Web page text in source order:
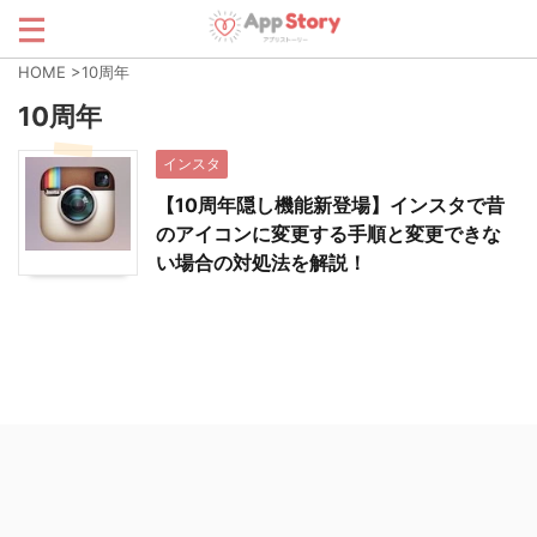
HOME >10周年
10周年
インスタ
【10周年隠し機能新登場】インスタで昔
のアイコンに変更する手順と変更できな
い場合の対処法を解説！